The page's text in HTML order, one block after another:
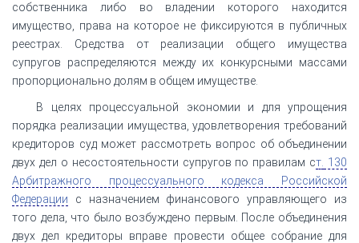
собственника либо во владении которого находится
имущество, права на которое не фиксируются в публичных
реестрах. Средства от реализации общего имущества
супругов распределяются между их конкурсными массами
пропорционально долям в общем имуществе.
В целях процессуальной экономии и для упрощения
порядка реализации имущества, удовлетворения требований
кредиторов суд может рассмотреть вопрос об объединении
двух дел о несостоятельности супругов по правилам ст. 130
Арбитражного процессуального кодекса Российской
Федерации с назначением финансового управляющего из
того дела, что было возбуждено первым. После объединения
двух дел кредиторы вправе провести общее собрание для